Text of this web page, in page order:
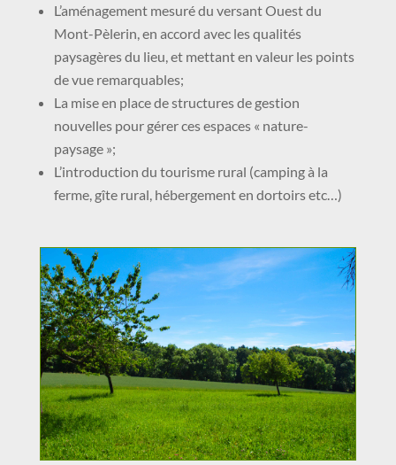
L’aménagement mesuré du versant Ouest du
Mont-Pèlerin, en accord avec les qualités
paysagères du lieu, et mettant en valeur les points
de vue remarquables;
La mise en place de structures de gestion
nouvelles pour gérer ces espaces « nature-
paysage »;
L’introduction du tourisme rural (camping à la
ferme, gîte rural, hébergement en dortoirs etc…)